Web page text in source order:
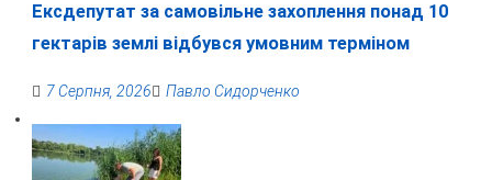
Ексдепутат за самовільне захоплення понад 10
гектарів землі відбувся умовним терміном
7 Серпня, 2026 Павло Сидорченко